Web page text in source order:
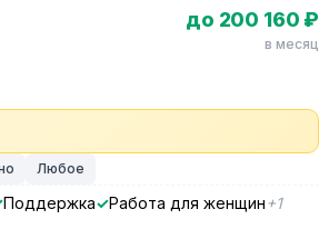
до 200 160 ₽
в месяц
Любое
Поддержка Работа для женщин +1